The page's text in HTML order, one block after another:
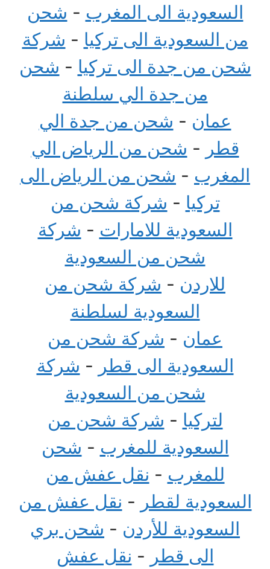
السعودية الى المغرب - شحن
من السعودية الى تركيا - شركة
شحن من جدة الى تركيا - شحن
من جدة الي سلطنة
عمان - شحن من جدة الي
قطر - شحن من الرياض الي
المغرب - شحن من الرياض الى
تركيا - شركة شحن من
السعودية للامارات - شركة
شحن من السعودية
للاردن - شركة شحن من
السعودية لسلطنة
عمان - شركة شحن من
السعودية الى قطر - شركة
شحن من السعودية
لتركيا - شركة شحن من
السعودية للمغرب - شحن
للمغرب - نقل عفش من
السعودية لقطر - نقل عفش من
السعودية للأردن - شحن بري
الى قطر - نقل عفش